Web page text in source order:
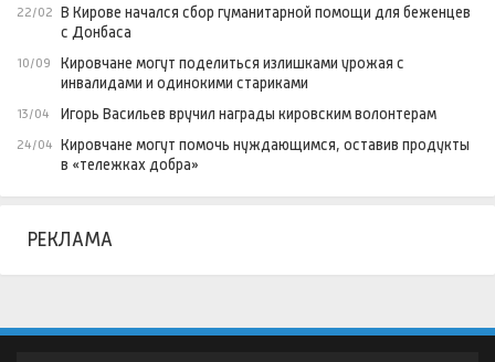
22/02 В Кирове начался сбор гуманитарной помощи для беженцев
с Донбаса
10/09
Кировчане могут поделиться излишками урожая с
инвалидами и одинокими стариками
13/04 Игорь Васильев вручил награды кировским волонтерам
24/04 Кировчане могут помочь нуждающимся, оставив продукты
в «тележках добра»
РЕКЛАМА